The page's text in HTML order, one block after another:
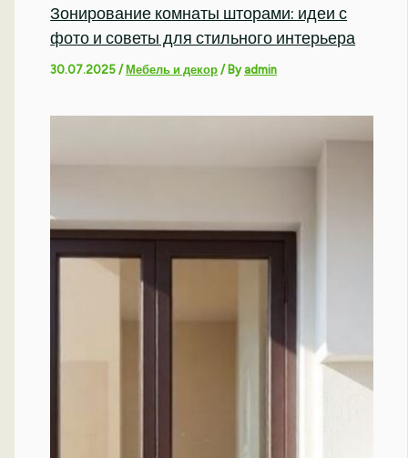
Зонирование комнаты шторами: идеи с
фото и советы для стильного интерьера
30.07.2025/Мебель и декор / Byadmin